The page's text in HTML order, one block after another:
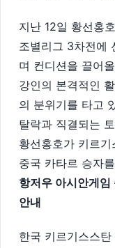
지난 12일 황선홍
조별리그 3차전에
며 컨디션을 끌어
강인의 본격적인
의 분위기를 타고
탈락과 직결되는
황선홍호가 키르
중국 카타르 승자
항저우 아시안게임
안내
한국 키르기스스